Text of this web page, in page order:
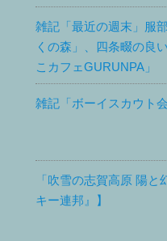
雑記「最近の週末」服
くの森」、四条畷の良
こカフェGURUNPA」
雑記「ボーイスカウト
「吹雪の志賀高原 陽
キー連邦』】